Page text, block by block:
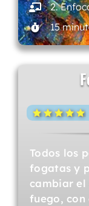
2.
15
Todos los
fogatas y
cambiar el
fuego, con